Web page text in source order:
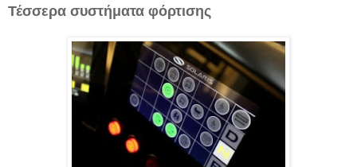
Τέσσερα συστήματα φόρτισης